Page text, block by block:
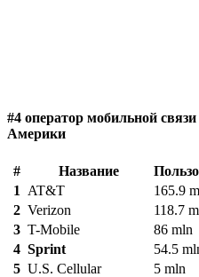
#4 оператор мобильной
Америки
# Название
1
AT&T
165.9
2 Verizon
118.7
3 T-Mobile
86 mln
4 Sprint
54.5
5 U.S. Cellular
5 mln